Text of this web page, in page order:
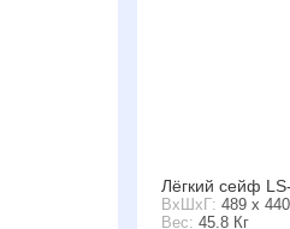
Лёгкий сейф
ВxШxГ: 489 x
Вес: 45.8 Кг